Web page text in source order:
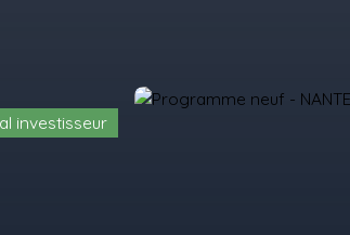
investisseur